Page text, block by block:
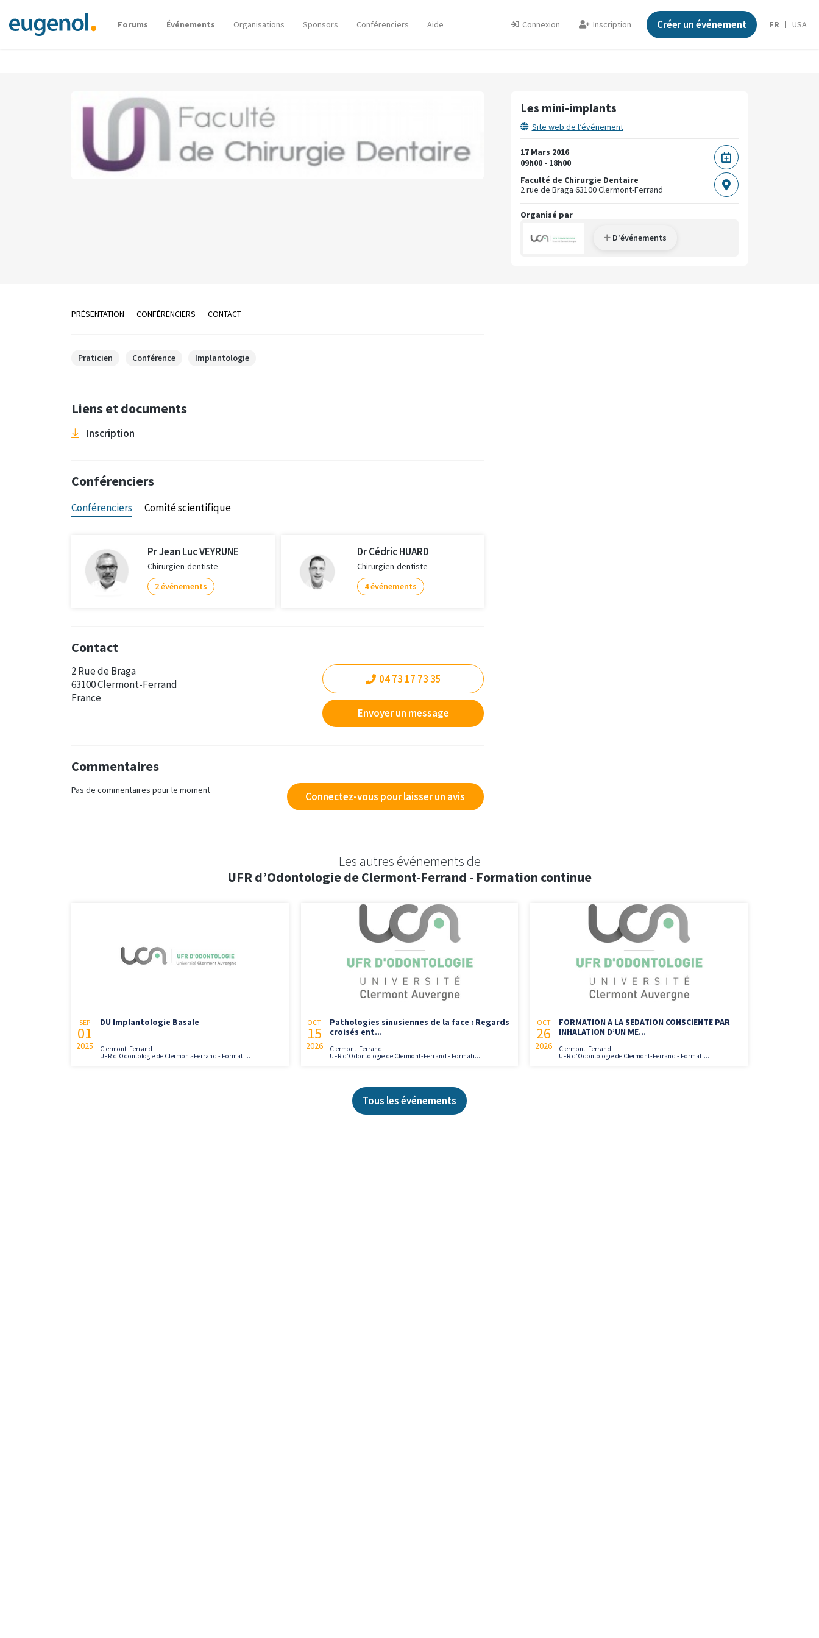
Forums Événements Organisations Sponsors Conférenciers Aide Connexion Inscription Créer un événement FR USA
Les mini-implants
Site web de l’événement
17 Mars 2016
09h00 - 18h00
Faculté de Chirurgie Dentaire
2 rue de Braga 63100 Clermont-Ferrand
Organisé par
D'événements
PRÉSENTATION CONFÉRENCIERS CONTACT
Praticien Conférence Implantologie
Liens et documents
Inscription
Conférenciers
Conférenciers Comité scientifique
Pr Jean Luc VEYRUNE
Chirurgien-dentiste
2 événements
Dr Cédric HUARD
Chirurgien-dentiste
4 événements
Contact
2 Rue de Braga
63100 Clermont-Ferrand
France
04 73 17 73 35
Envoyer un message
Commentaires
Pas de commentaires pour le moment Connectez-vous pour laisser un avis
Les autres événements de
UFR d’Odontologie de Clermont-Ferrand - Formation continue
SEP
01
2025
DU Implantologie Basale
Clermont-Ferrand
UFR d’Odontologie de Clermont-Ferrand - Formati...
OCT
15
2026
Pathologies sinusiennes de la face : Regards
croisés ent...
Clermont-Ferrand
UFR d’Odontologie de Clermont-Ferrand - Formati...
OCT
26
2026
FORMATION A LA SEDATION CONSCIENTE PAR
INHALATION D’UN ME...
Clermont-Ferrand
UFR d’Odontologie de Clermont-Ferrand - Formati...
Tous les événements